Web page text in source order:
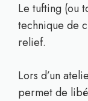
Le tufting (ou
technique de
relief.
Lors d’un
permet de